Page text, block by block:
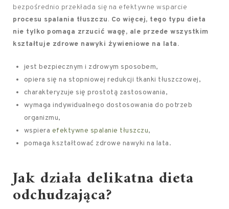
bezpośrednio przekłada się na efektywne wsparcie
procesu spalania tłuszczu. Co więcej, tego typu dieta
nie tylko pomaga zrzucić wagę, ale przede wszystkim
kształtuje zdrowe nawyki żywieniowe na lata.
jest bezpiecznym i zdrowym sposobem,
opiera się na stopniowej redukcji tkanki tłuszczowej,
charakteryzuje się prostotą zastosowania,
wymaga indywidualnego dostosowania do potrzeb
organizmu,
wspiera efektywne spalanie tłuszczu,
pomaga kształtować zdrowe nawyki na lata.
Jak działa delikatna dieta
odchudzająca?